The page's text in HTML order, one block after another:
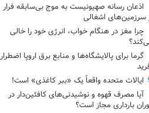
اذعان رسانه صهیونیست به موج بی‌سابقه فرار
سرزمین‌های اشغالی
چرا مغز در هنگام خواب، انرژی خود را خالی
گرما برای پالایشگاه‌ها و منابع برق اروپا اضطرار
ایالات متحده واقعاً یک «ببر کاغذی» است!
آیا مصرف قهوه و نوشیدنی‌های کافئین‌دار در
بارداری مجاز است؟